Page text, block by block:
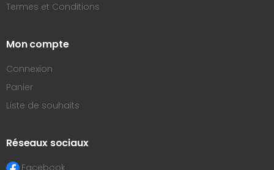
Termes et Conditions
Mon compte
Connexion
Panier
Liste de souhaits
Réseaux sociaux
Facebook